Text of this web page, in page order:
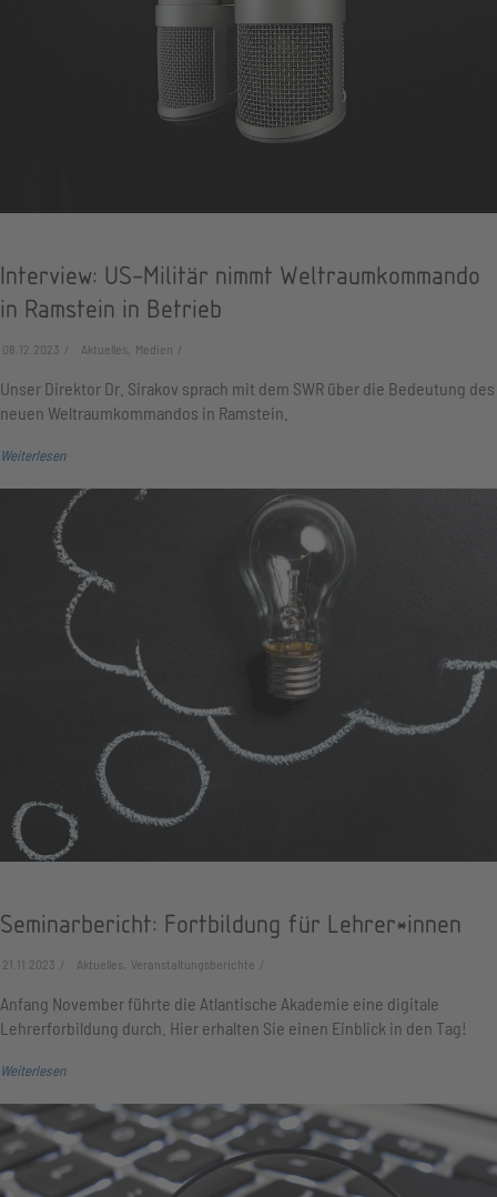
Interview: US-Militär nimmt Weltraumkommando
in Ramstein in Betrieb
08.12.2023 Aktuelles, Medien
Unser Direktor Dr. Sirakov sprach mit dem SWR über die Bedeutung des
neuen Weltraumkommandos in Ramstein.
Weiterlesen
Seminarbericht: Fortbildung für Lehrer*innen
21.11.2023 Aktuelles, Veranstaltungsberichte
Anfang November führte die Atlantische Akademie eine digitale
Lehrerforbildung durch. Hier erhalten Sie einen Einblick in den Tag!
Weiterlesen